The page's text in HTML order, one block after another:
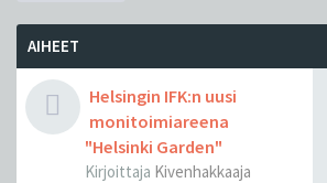
AIHEET
Helsingin IFK:n uusi
monitoimiareena
"Helsinki Garden"
Kirjoittaja Kivenhakkaaja